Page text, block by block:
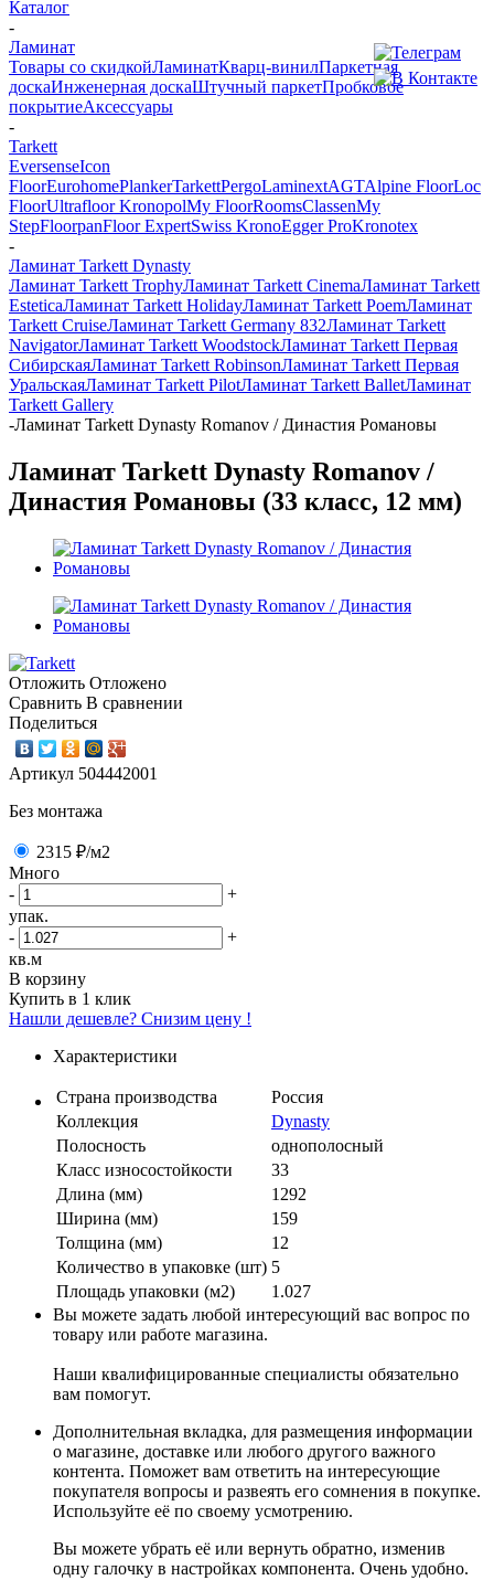
Каталог
-
Ламинат
Товары со скидкойЛаминатКварц-винилПаркетная
доскаИнженерная доскаШтучный паркетПробковое
покрытиеАксессуары
-
Tarkett
EversenseIcon
FloorEurohomePlankerTarkettPergoLaminextAGTAlpine FloorLoc
FloorUltrafloorKronopolMy FloorRoomsClassenMy
StepFloorpanFloor ExpertSwiss KronoEgger ProKronotex
-
Ламинат Tarkett Dynasty
Ламинат Tarkett TrophyЛаминат Tarkett CinemaЛаминат Tarkett
EsteticaЛаминат Tarkett HolidayЛаминат Tarkett PoemЛаминат
Tarkett CruiseЛаминат Tarkett Germany 832Ламинат Tarkett
NavigatorЛаминат Tarkett WoodstockЛаминат Tarkett Первая
СибирскаяЛаминат Tarkett RobinsonЛаминат Tarkett Первая
УральскаяЛаминат Tarkett PilotЛаминат Tarkett BalletЛаминат
Tarkett Gallery
-Ламинат Tarkett Dynasty Romanov / Династия Романовы
Ламинат Tarkett Dynasty Romanov /
Династия Романовы (33 класс, 12 мм)
Отложить Отложено
Сравнить В сравнении
Поделиться
Артикул 504442001
Без монтажа
2315 ₽/м2
Много
-
+
упак.
-
+
кв.м
В корзину
Купить в 1 клик
Нашли дешевле? Снизим цену !
Характеристики
Страна производства
Россия
Коллекция
Dynasty
Полосность
однополосный
Класс износостойкости
33
Длина (мм)
1292
Ширина (мм)
159
Толщина (мм)
12
Количество в упаковке (шт) 5
Площадь упаковки (м2)
1.027
Вы можете задать любой интересующий вас вопрос по
товару или работе магазина.
Наши квалифицированные специалисты обязательно
вам помогут.
Дополнительная вкладка, для размещения информации
о магазине, доставке или любого другого важного
контента. Поможет вам ответить на интересующие
покупателя вопросы и развеять его сомнения в покупке.
Используйте её по своему усмотрению.
Вы можете убрать её или вернуть обратно, изменив
одну галочку в настройках компонента. Очень удобно.